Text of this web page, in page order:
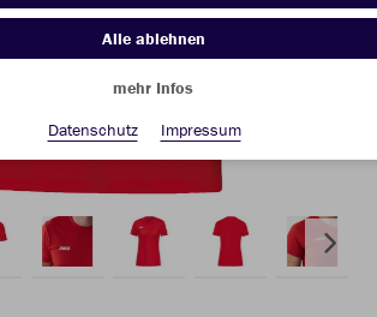
Alle ablehnen
mehr Infos
Datenschutz
Impressum